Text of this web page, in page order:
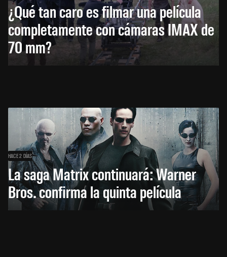
¿Qué tan caro es filmar una película
completamente con cámaras IMAX de
70 mm?
HACE 2 DÍAS
La saga Matrix continuará: Warner
Bros. confirma la quinta película